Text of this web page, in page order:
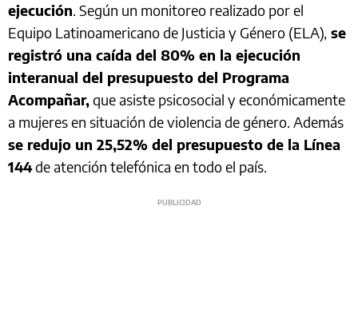
ejecución. Según un monitoreo realizado por el
Equipo Latinoamericano de Justicia y Género (ELA), se
registró una caída del 80% en la ejecución
interanual del presupuesto del Programa
Acompañar,que asiste psicosocial y económicamente
a mujeres en situación de violencia de género. Además
se redujo un 25,52% del presupuesto de la Línea
144de atención telefónica en todo el país.